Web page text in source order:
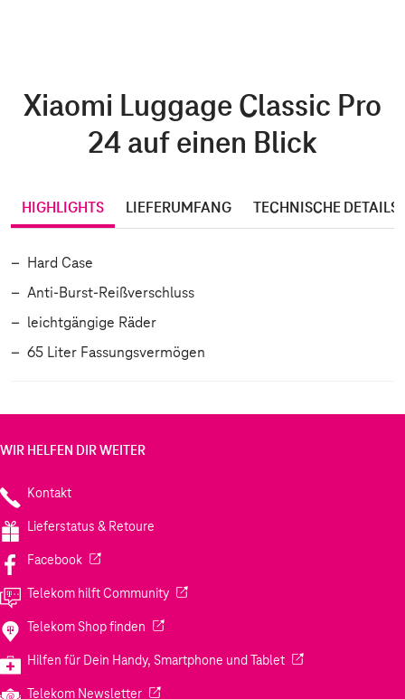
Xiaomi Luggage Classic Pro
24 auf einen Blick
HIGHLIGHTS LIEFERUMFANG TECHNISCHE DETAILS
Hard Case
Anti-Burst-Reißverschluss
leichtgängige Räder
65 Liter Fassungsvermögen
WIR HELFEN DIR WEITER
Kontakt
Lieferstatus & Retoure
Facebook(Wird in einem neuen Tab geöffnet)
Telekom hilft Community(Wird in einem neuen Tab geöffnet)
Telekom Shop finden (Wird in einem neuen Tab geöffnet)
Hilfen für Dein Handy, Smartphone und Tablet(Wird in einem
Telekom Newsletter(Wird in einem neuen Tab geöffnet)